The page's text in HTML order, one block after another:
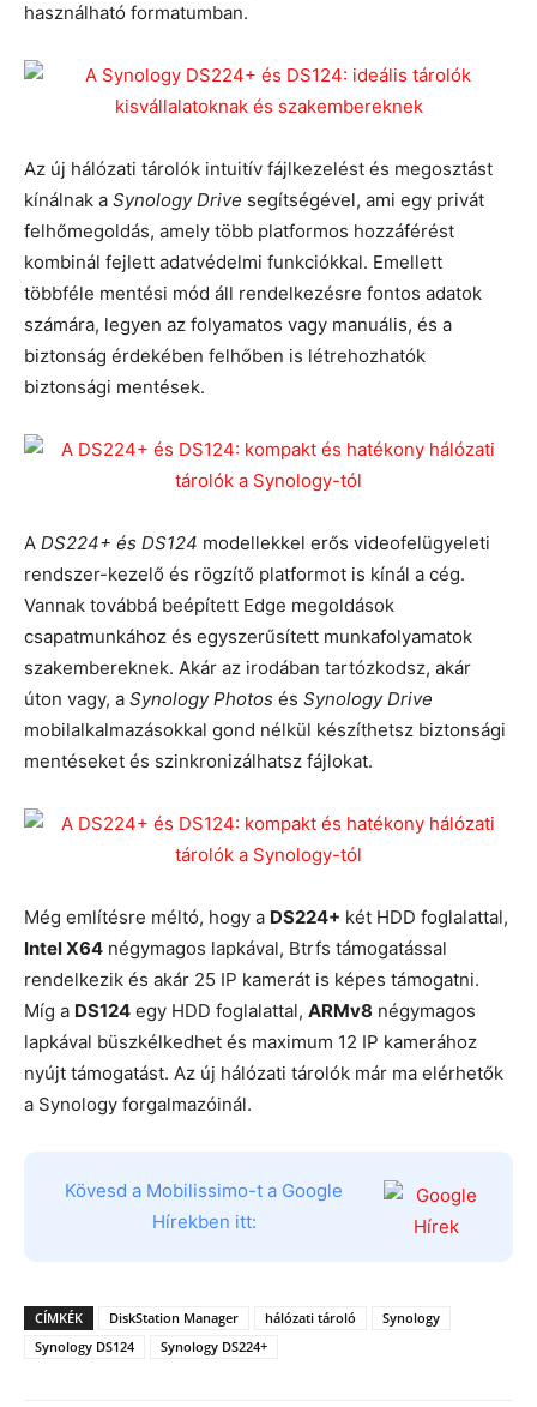
használható formatumban.
Az új hálózati tárolók intuitív fájlkezelést és megosztást
kínálnak a Synology Drive segítségével, ami egy privát
felhőmegoldás, amely több platformos hozzáférést
kombinál fejlett adatvédelmi funkciókkal. Emellett
többféle mentési mód áll rendelkezésre fontos adatok
számára, legyen az folyamatos vagy manuális, és a
biztonság érdekében felhőben is létrehozhatók
biztonsági mentések.
A DS224+ és DS124 modellekkel erős videofelügyeleti
rendszer-kezelő és rögzítő platformot is kínál a cég.
Vannak továbbá beépített Edge megoldások
csapatmunkához és egyszerűsített munkafolyamatok
szakembereknek. Akár az irodában tartózkodsz, akár
úton vagy, a Synology Photos és Synology Drive
mobilalkalmazásokkal gond nélkül készíthetsz biztonsági
mentéseket és szinkronizálhatsz fájlokat.
Még említésre méltó, hogy a DS224+ két HDD foglalattal,
Intel X64 négymagos lapkával, Btrfs támogatással
rendelkezik és akár 25 IP kamerát is képes támogatni.
Míg a DS124 egy HDD foglalattal, ARMv8 négymagos
lapkával büszkélkedhet és maximum 12 IP kamerához
nyújt támogatást. Az új hálózati tárolók már ma elérhetők
a Synology forgalmazóinál.
Kövesd a Mobilissimo-t a Google
Hírekben itt:
CÍMKÉK DiskStation Manager hálózati tároló
Synology
Synology DS124
Synology DS224+